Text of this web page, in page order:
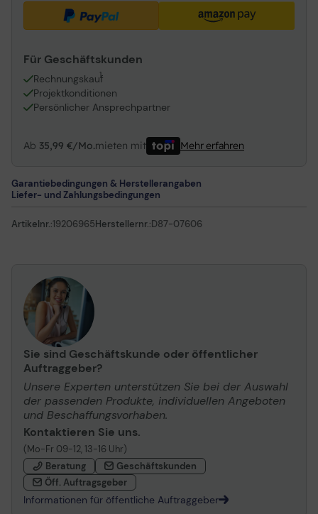
Für Geschäftskunden
Rechnungskauf
1
Projektkonditionen
Persönlicher Ansprechpartner
Ab 35,99 €/Mo.mieten mit Mehr erfahren
Garantiebedingungen & Herstellerangaben
Liefer- und Zahlungsbedingungen
Artikelnr.:19206965Herstellernr.:D87-07606
Sie sind Geschäftskunde oder öffentlicher
Auftraggeber?
Unsere Experten unterstützen Sie bei der Auswahl
der passenden Produkte, individuellen Angeboten
und Beschaffungsvorhaben.
Kontaktieren Sie uns.
(Mo-Fr 09-12, 13-16 Uhr)
Beratung
Geschäftskunden
Öff. Auftragsgeber
Informationen für öffentliche Auftraggeber